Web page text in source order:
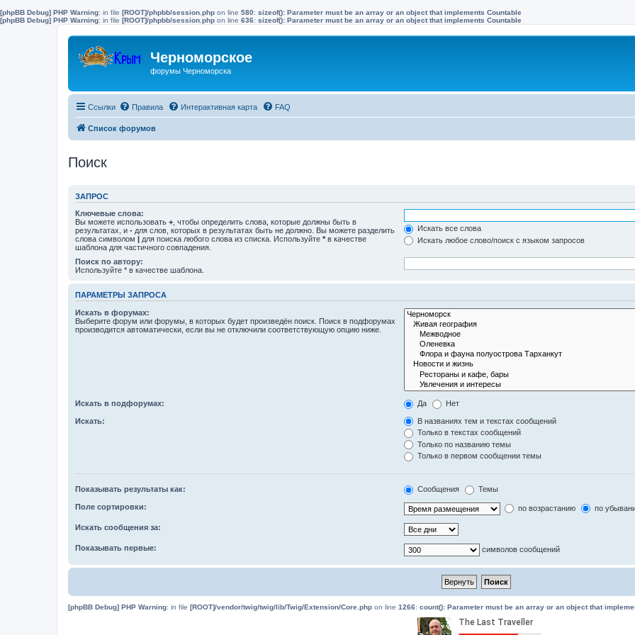
[phpBB Debug] PHP Warning: in file [ROOT]/phpbb/session.php on line 580: sizeof(): Parameter must be an array or an object that implements Countable
[phpBB Debug] PHP Warning: in file [ROOT]/phpbb/session.php on line 636: sizeof(): Parameter must be an array or an object that implements Countable
Черноморское
форумы Черноморска
Ссылки Правила Интерактивная карта FAQ
Список форумов
Поиск
ЗАПРОС
Ключевые слова:
Вы можете использовать + , чтобы определить слова, которые должны быть в
результатах, и - для слов, которых в результатах быть не должно. Вы можете разделить
слова символом | для поиска любого слова из списка. Используйте * в качестве
шаблона для частичного совпадения.
Искать все слова
Искать любое слово/поиск с языком запросов
Поиск по автору:
Используйте * в качестве шаблона.
ПАРАМЕТРЫ ЗАПРОСА
Искать в форумах:
Выберите форум или форумы, в которых будет произведён поиск. Поиск в подфорумах
производится автоматически, если вы не отключили соответствующую опцию ниже.
Искать в подфорумах: Да Нет
Искать:
В названиях тем и текстах сообщений
Только в текстах сообщений
Только по названию темы
Только в первом сообщении темы
Показывать результаты как: Сообщения Темы
Поле сортировки: по возрастанию по
Искать сообщения за:
Показывать первые: символов сообщений
[phpBB Debug] PHP Warning: in file [ROOT]/vendor/twig/twig/lib/Twig/Extension/Core.php on line 1266: count(): Parameter must be an array or an object that